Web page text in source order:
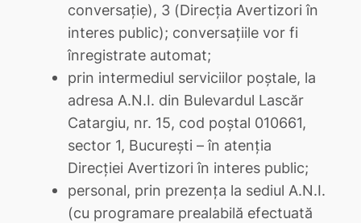
conversație), 3 (Direcția Avertizori în
interes public); conversațiile vor fi
înregistrate automat;
prin intermediul serviciilor poștale, la
adresa A.N.I. din Bulevardul Lascăr
Catargiu, nr. 15, cod poștal 010661,
sector 1, București – în atenția
Direcției Avertizori în interes public;
personal, prin prezența la sediul A.N.I.
(cu programare prealabilă efectuată